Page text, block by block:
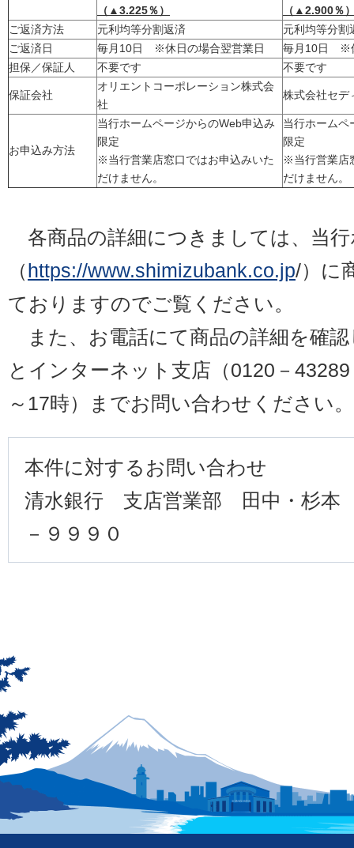
（▲3.225％）
（▲2.900％
ご返済方法
元利均等分割返済
元利均等分割
ご返済日
毎月10日 ※休日の場合翌営業日
毎月10日 ※
担保／保証人
不要です 不要です
保証会社
オリエントコーポレーション株式会
社
株式会社セデ
お申込み方法
当行ホームページからのWeb申込み
限定
※当行営業店窓口ではお申込みいた
だけません。
当行ホームペ
限定
※当行営業店
だけません。
各商品の詳細につきましては、当
（https://www.shimizubank.co.jp/）に
ておりますのでご覧ください。
また、お電話にて商品の詳細を確
とインターネット支店（0120－
～17時）までお問い合わせください。
本件に対するお問い合わせ
清水銀行 支店営業部 田中・杉本
－９９９０